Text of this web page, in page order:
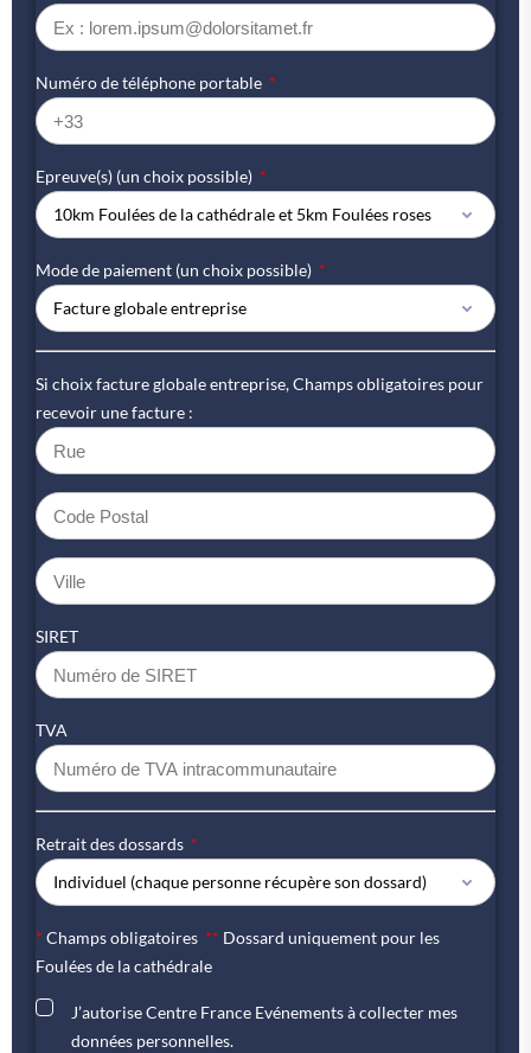
Numéro de téléphone portable
Epreuve(s) (un choix possible)
Mode de paiement (un choix possible)
Si choix facture globale entreprise, Champs obligatoires pour
recevoir une facture :
SIRET
TVA
Retrait des dossards
* Champs obligatoires ** Dossard uniquement pour les
Foulées de la cathédrale
J’autorise Centre France Evénements à collecter mes
données personnelles.